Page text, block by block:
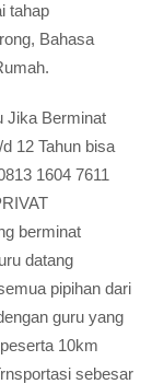
tahap
Bahasa
Jika Berminat
12 Tahun bisa
1604 7611
berminat
datang
pipihan dari
guru yang
10km
sebesar